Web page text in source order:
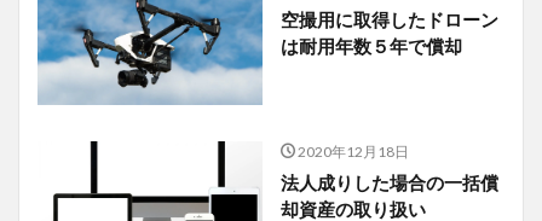
空撮用に取得したドローン
は耐用年数５年で償却
2020年12月18日
法人成りした場合の一括償
却資産の取り扱い